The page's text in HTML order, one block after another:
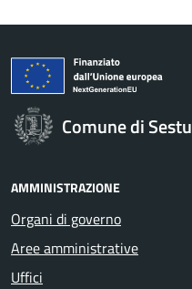
Comune di Sestu
AMMINISTRAZIONE
Organi di governo
Aree amministrative
Uffici